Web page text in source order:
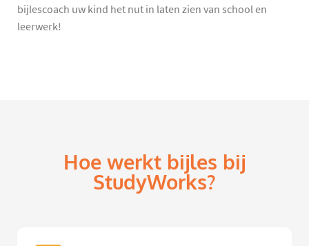
bijlescoach uw kind het nut in laten zien van school en
leerwerk!
Hoe werkt bijles bij
StudyWorks?